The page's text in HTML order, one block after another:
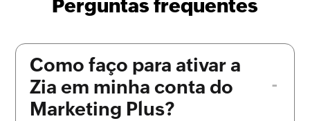
Perguntas frequentes
Como faço para ativar a
Zia em minha conta do
Marketing Plus?